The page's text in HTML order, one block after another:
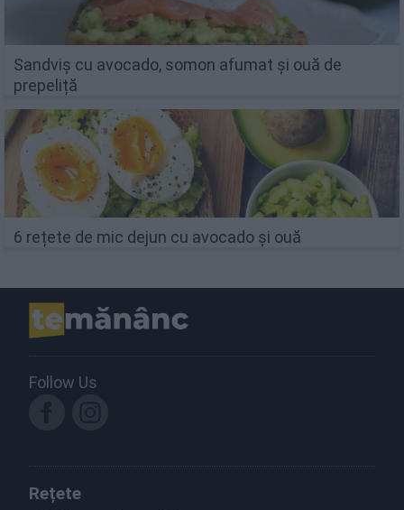
Sandviș cu avocado, somon afumat și ouă de
prepeliță
6 rețete de mic dejun cu avocado și ouă
Follow Us
Rețete